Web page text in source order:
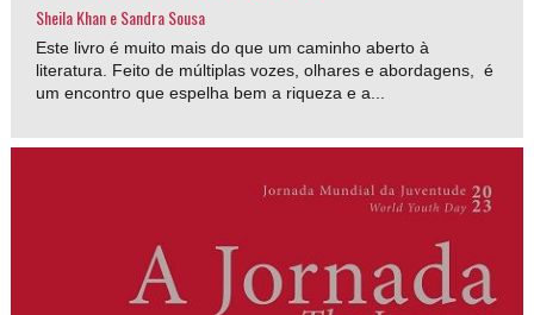
Sheila Khan e Sandra Sousa
Este livro é muito mais do que um caminho aberto à
literatura. Feito de múltiplas vozes, olhares e abordagens, é
um encontro que espelha bem a riqueza e a...